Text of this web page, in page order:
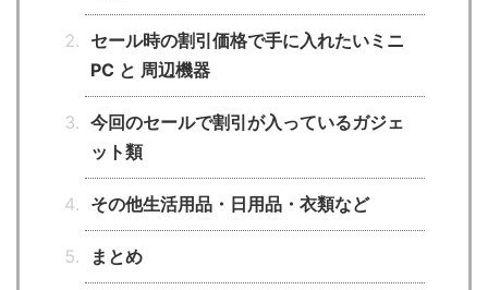
セール時の割引価格で手に入れたいミニ
PC と 周辺機器
今回のセールで割引が入っているガジェ
ット類
その他生活用品・日用品・衣類など
まとめ